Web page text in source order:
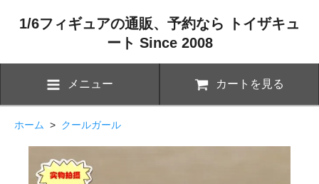
1/6フィギュアの通販、予約なら トイザキュ
ート Since 2008
メニュー カートを見る
ホーム > クールガール